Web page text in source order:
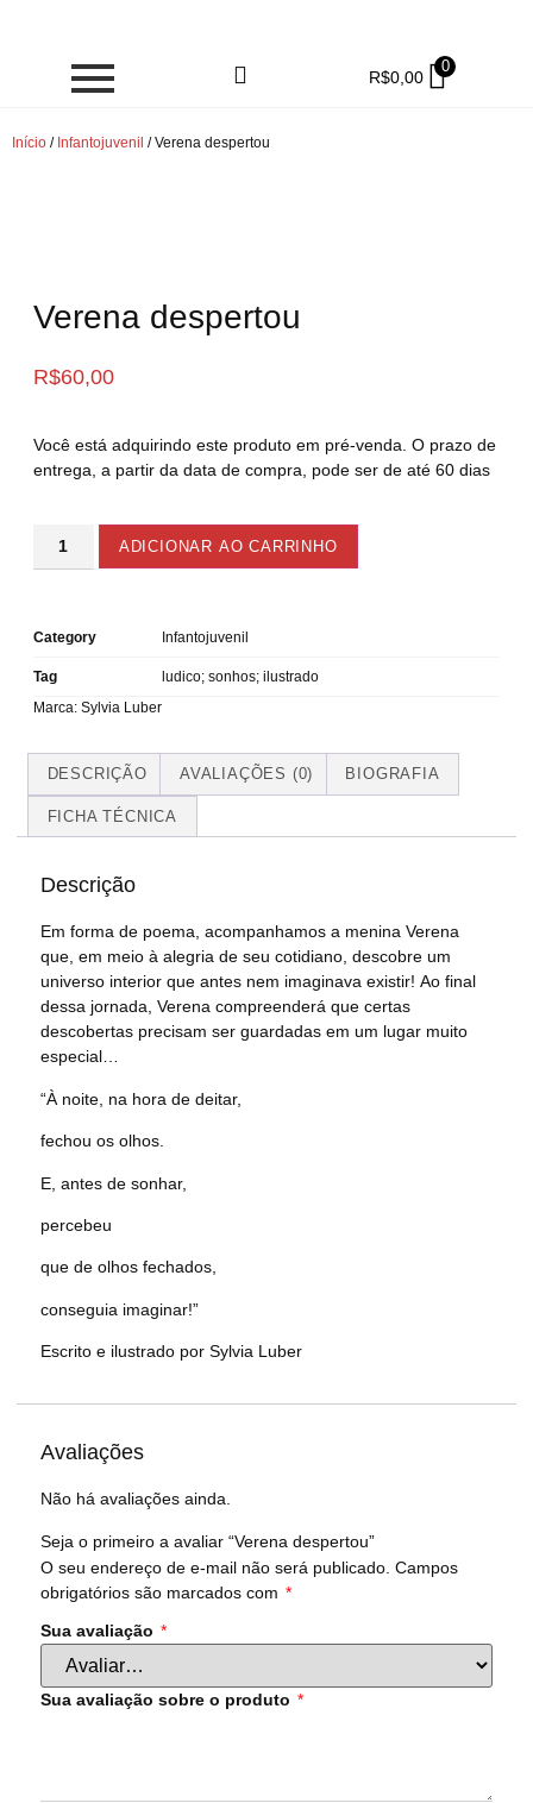
R$0,00
0
Início / Infantojuvenil / Verena despertou
Verena despertou
R$60,00
Você está adquirindo este produto em pré-venda. O prazo de
entrega, a partir da data de compra, pode ser de até 60 dias
ADICIONAR AO CARRINHO
Category Infantojuvenil
Tag
ludico; sonhos; ilustrado
Marca: Sylvia Luber
DESCRIÇÃO AVALIAÇÕES (0) BIOGRAFIA
FICHA TÉCNICA
Descrição
Em forma de poema, acompanhamos a menina Verena
que, em meio à alegria de seu cotidiano, descobre um
universo interior que antes nem imaginava existir! Ao final
dessa jornada, Verena compreenderá que certas
descobertas precisam ser guardadas em um lugar muito
especial…
“À noite, na hora de deitar,
fechou os olhos.
E, antes de sonhar,
percebeu
que de olhos fechados,
conseguia imaginar!”
Escrito e ilustrado por Sylvia Luber
Avaliações
Não há avaliações ainda.
Seja o primeiro a avaliar “Verena despertou”
O seu endereço de e-mail não será publicado. Campos
obrigatórios são marcados com *
Sua avaliação *
Sua avaliação sobre o produto *